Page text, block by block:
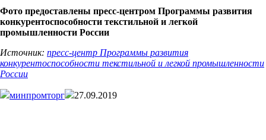
Фото предоставлены пресс-центром Программы развития
конкурентоспособности текстильной и легкой
промышленности России
Источник: пресс-центр Программы развития
конкурентоспособности текстильной и легкой промышленности
России
минпромторг 27.09.2019